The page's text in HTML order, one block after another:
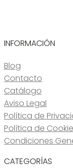
INFORMACIÓN
Blog
Contacto
Catálogo
Aviso Legal
Política de
Política de
Condiciones
CATEGORÍAS